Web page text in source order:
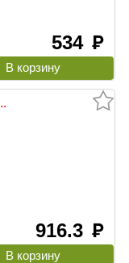
534 руб
916.3 руб